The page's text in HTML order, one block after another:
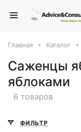
Главная Каталог
Саженцы
яблоками
6 товаров
ФИЛЬТР